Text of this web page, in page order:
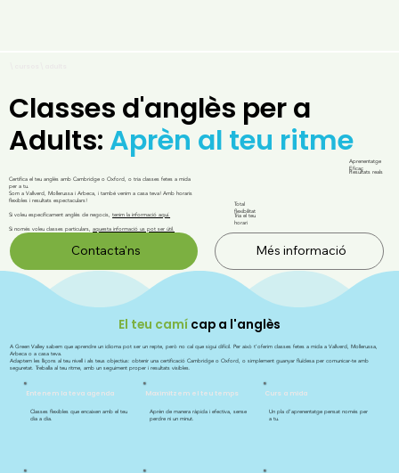
Classes d'anglès per a
Adults: Aprèn al teu ritme
Certifica el teu anglès amb Cambridge o Oxford, o tria classes fetes a mida
per a tu.
Som a Vallverd, Mollerussa i Arbeca, i també venim a casa teva! Amb horaris
flexibles i resultats espectaculars!
Si voleu específicament anglès de negocis,tenim la informació aquí.
Si només voleu classes particulars,aquesta informació us pot ser útil.
Contacta'ns Més informació
Total
flexibilitat
Tria el teu
horari
Aprenentatge
Eficaç
Resultats reals
El teu camí cap a l'anglès
A Green Valley sabem que aprendre un idioma pot ser un repte, però no cal que sigui difícil. Per això t’oferim classes fetes a mida a Vallverd, Mollerussa,
Arbeca o a casa teva.
Adaptem les lliçons al teu nivell i als teus objectius: obtenir una certificació Cambridge o Oxford, o simplement guanyar fluïdesa per comunicar-te amb
seguretat. Treballa al teu ritme, amb un seguiment proper i resultats visibles.
Entenem la teva agenda
Classes flexibles que encaixen amb el teu
dia a dia.
Maximitzem el teu temps
Aprèn de manera ràpida i efectiva, sense
perdre ni un minut.
Curs a mida
Un pla d’aprenentatge pensat només per
a tu.